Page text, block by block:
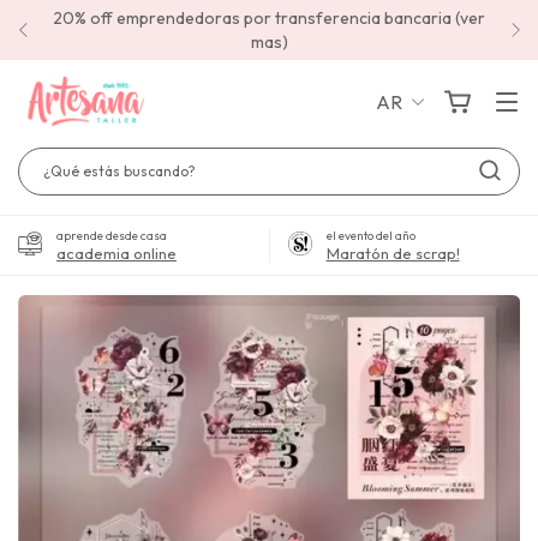
20% off emprendedoras por transferencia bancaria (ver
mas)
AR
aprende desde casa
academia online
el evento del año
Maratón de scrap!